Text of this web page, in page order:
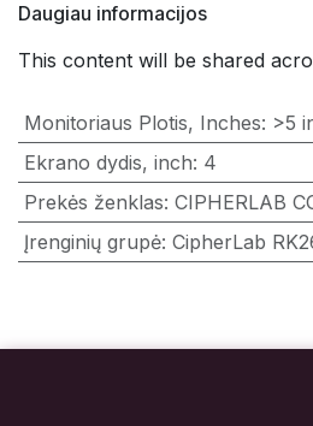
Daugiau informacijos
This content will be shared
Monitoriaus Plotis, Inches: >5
Ekrano dydis, inch: 4
Prekės ženklas: CIPHERLAB
Įrenginių grupė: CipherLab